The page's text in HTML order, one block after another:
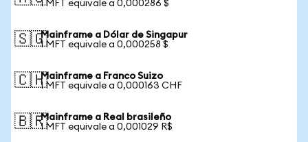
1 MFT equivale a 0,000286 $
🇸🇬Mainframe a Dólar de Singapur
1 MFT equivale a 0,000258 $
🇨🇭Mainframe a Franco Suizo
1 MFT equivale a 0,000163 CHF
🇧🇷Mainframe a Real brasileño
1 MFT equivale a 0,001029 R$